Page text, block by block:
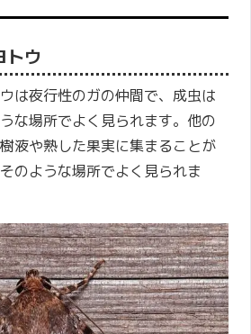
トウ
は夜行性のガの仲間で、成虫は
な場所でよく見られます。他の
液や熟した果実に集まることが
のような場所でよく見られま